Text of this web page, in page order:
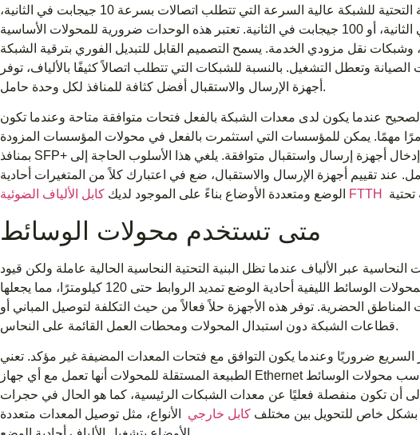
اختر أجهزة إرسال واستقبال الألياف عند نشر البنية التحتية للشبكة عالية السرعة التي تتطلب اتصالات بسرعة 10 جيجابت في الثانية،
أو 25 جيجابت في الثانية، أو 40 جيجابت في الثانية، أو 100 جيجابت في الثانية. تعتبر هذه الوحدات ضرورية للمحولات الأساسية
وشبكات نقل مزودي الخدمة. يسمح التصميم القابل للتبديل الفوري بترقية الشبكة
وتعطل التشغيل. بالنسبة للشبكات التي تتطلب اتصالاً كثيفًا بالألياف، توفر
أجهزة الإرسال والاستقبال أفضل كثافة للمنافذ لكل وحدة حامل.
الصحيح عندما يكون لدى معدات الشبكة بالفعل فتحات متوافقة متاحة وعندما تكون
أمرًا مهمًا. يمكن للمؤسسات التي استثمرت بالفعل في محولات المؤسسات المزودة
بمنافذ SFP+ المتوفرة إضافة قدرة الألياف ببساطة عن طريق إدخال أجهزة إرسال واستقبال متوافقة. يلغي هذا الأسلوب الحاجة إلى
عند تقييم أجهزة الإرسال والاستقبال، ضع في اعتبارك كلاً من المتغيرات أحادية
الوضع ومتعددة الأوضاع بناءً على الموجود لديك
كابل الألياف الضوئية FTTH
متى تستخدم محولات الوسائط
عبر الألياف عندما تظل البنية التحتية النحاسية الحالية عاملة ولكن قيود
المسافة تمنع التوصيلات النحاسية المباشرة. يمكن لمحولات الوسائط الليفية أحادية الوضع تمديد الروابط حتى 120 كيلومترًا، مما يجعلها
الحضرية. توفر هذه الأجهزة حلاً فعالاً من حيث التكلفة لتوصيل المباني أو
قطاعات الشبكة دون استبدال المحولات ومحطات العمل القائمة على النحاس.
ضروريًا وعندما يكون التوافق مع فتحات المعدات المضيفة غير مؤكد. تعني
الطبيعة المستقلة للمحولات أنها تعمل مع أي جهاز Ethernet بغض النظر عن الشركة المصنعة أو توفر الفتحة. تناسب محولات الوسائط
إلى أن تكون منفصلة فعليًا عن معدات الشبكات الرئيسية، كما هو الحال في حجرات
بشكل خاص للتحويل بين مختلف كابل خارجي
الأنواع، مثل توصيل المعدات متعددة